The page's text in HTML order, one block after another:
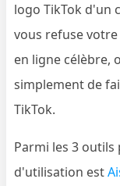
logo TikTok d'un
vous refuse
en ligne célèbre,
simplement de
TikTok.
Parmi les 3
d'utilisation est